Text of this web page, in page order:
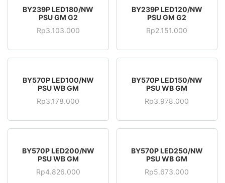
BY239P LED180/NW
PSU GM G2
Rp3.103.000
BY239P LED120/NW
PSU GM G2
Rp2.151.000
BY570P LED100/NW
PSU WB GM
Rp3.178.000
BY570P LED150/NW
PSU WB GM
Rp3.978.000
BY570P LED200/NW
PSU WB GM
Rp4.826.000
BY570P LED250/NW
PSU WB GM
Rp5.673.000